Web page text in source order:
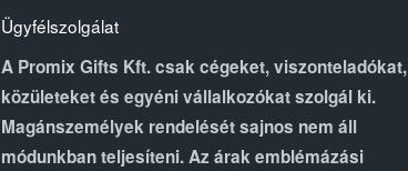
Ügyfélszolgálat
A Promix Gifts Kft. csak cégeket, viszonteladókat,
közületeket és egyéni vállalkozókat szolgál ki.
Magánszemélyek rendelését sajnos nem áll
módunkban teljesíteni. Az árak emblémázási